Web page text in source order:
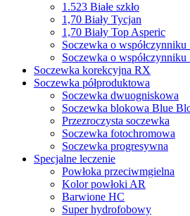
1.523 Białe szkło
1,70 Biały Tycjan
1,70 Biały Top Asperic
Soczewka o współczynniku
Soczewka o współczynniku
Soczewka korekcyjna RX
Soczewka półproduktowa
Soczewka dwuogniskowa
Soczewka blokowa Blue
Przezroczysta soczewka
Soczewka fotochromowa
Soczewka progresywna
Specjalne leczenie
Powłoka przeciwmgielna
Kolor powłoki AR
Barwione HC
Super hydrofobowy